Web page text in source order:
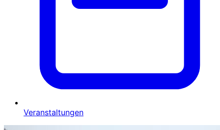
Veranstaltungen